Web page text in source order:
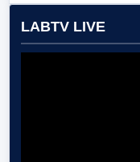
LABTV LIVE